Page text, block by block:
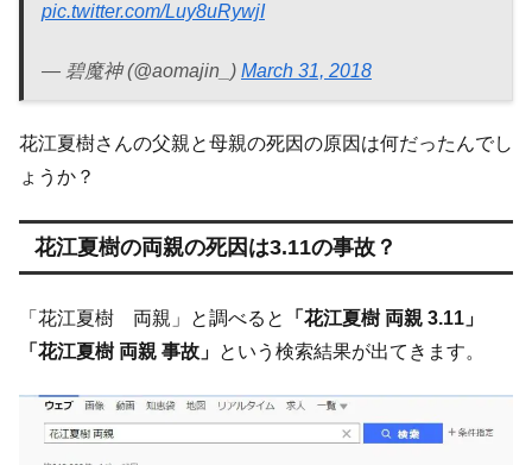
pic.twitter.com/Luy8uRywjI
— 碧魔神 (@aomajin_) March 31, 2018
花江夏樹さんの父親と母親の死因の原因は何だったんでし
ょうか？
花江夏樹の両親の死因は3.11の事故？
「花江夏樹 両親」と調べると
「花江夏樹 両親 3.11」
「花江夏樹 両親 事故」 という検索結果が出てきます。